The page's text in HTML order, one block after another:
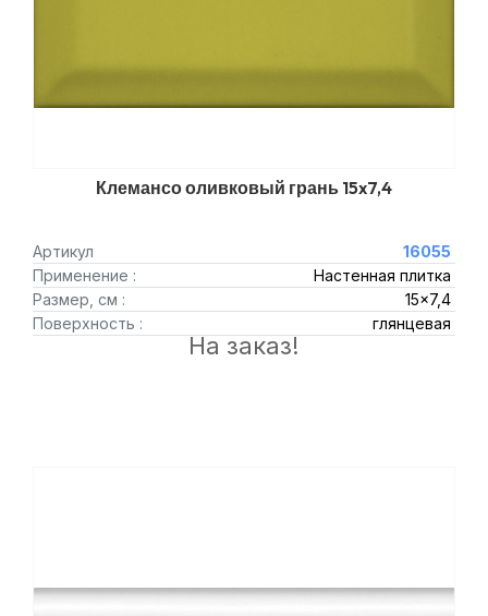
Клемансо оливковый грань 15x7,4
Артикул
16055
Применение :
Настенная плитка
Размер, см :
15x7,4
Поверхность :
глянцевая
На заказ!